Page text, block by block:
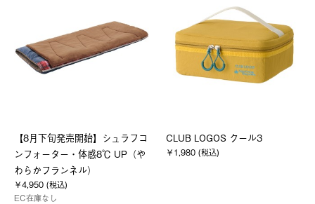
【8月下旬発売開始】シュラフコ
ンフォーター・体感8℃ UP（や
わらかフランネル）
￥4,950 (税込)
EC在庫なし
CLUB LOGOS クール3
￥1,980 (税込)